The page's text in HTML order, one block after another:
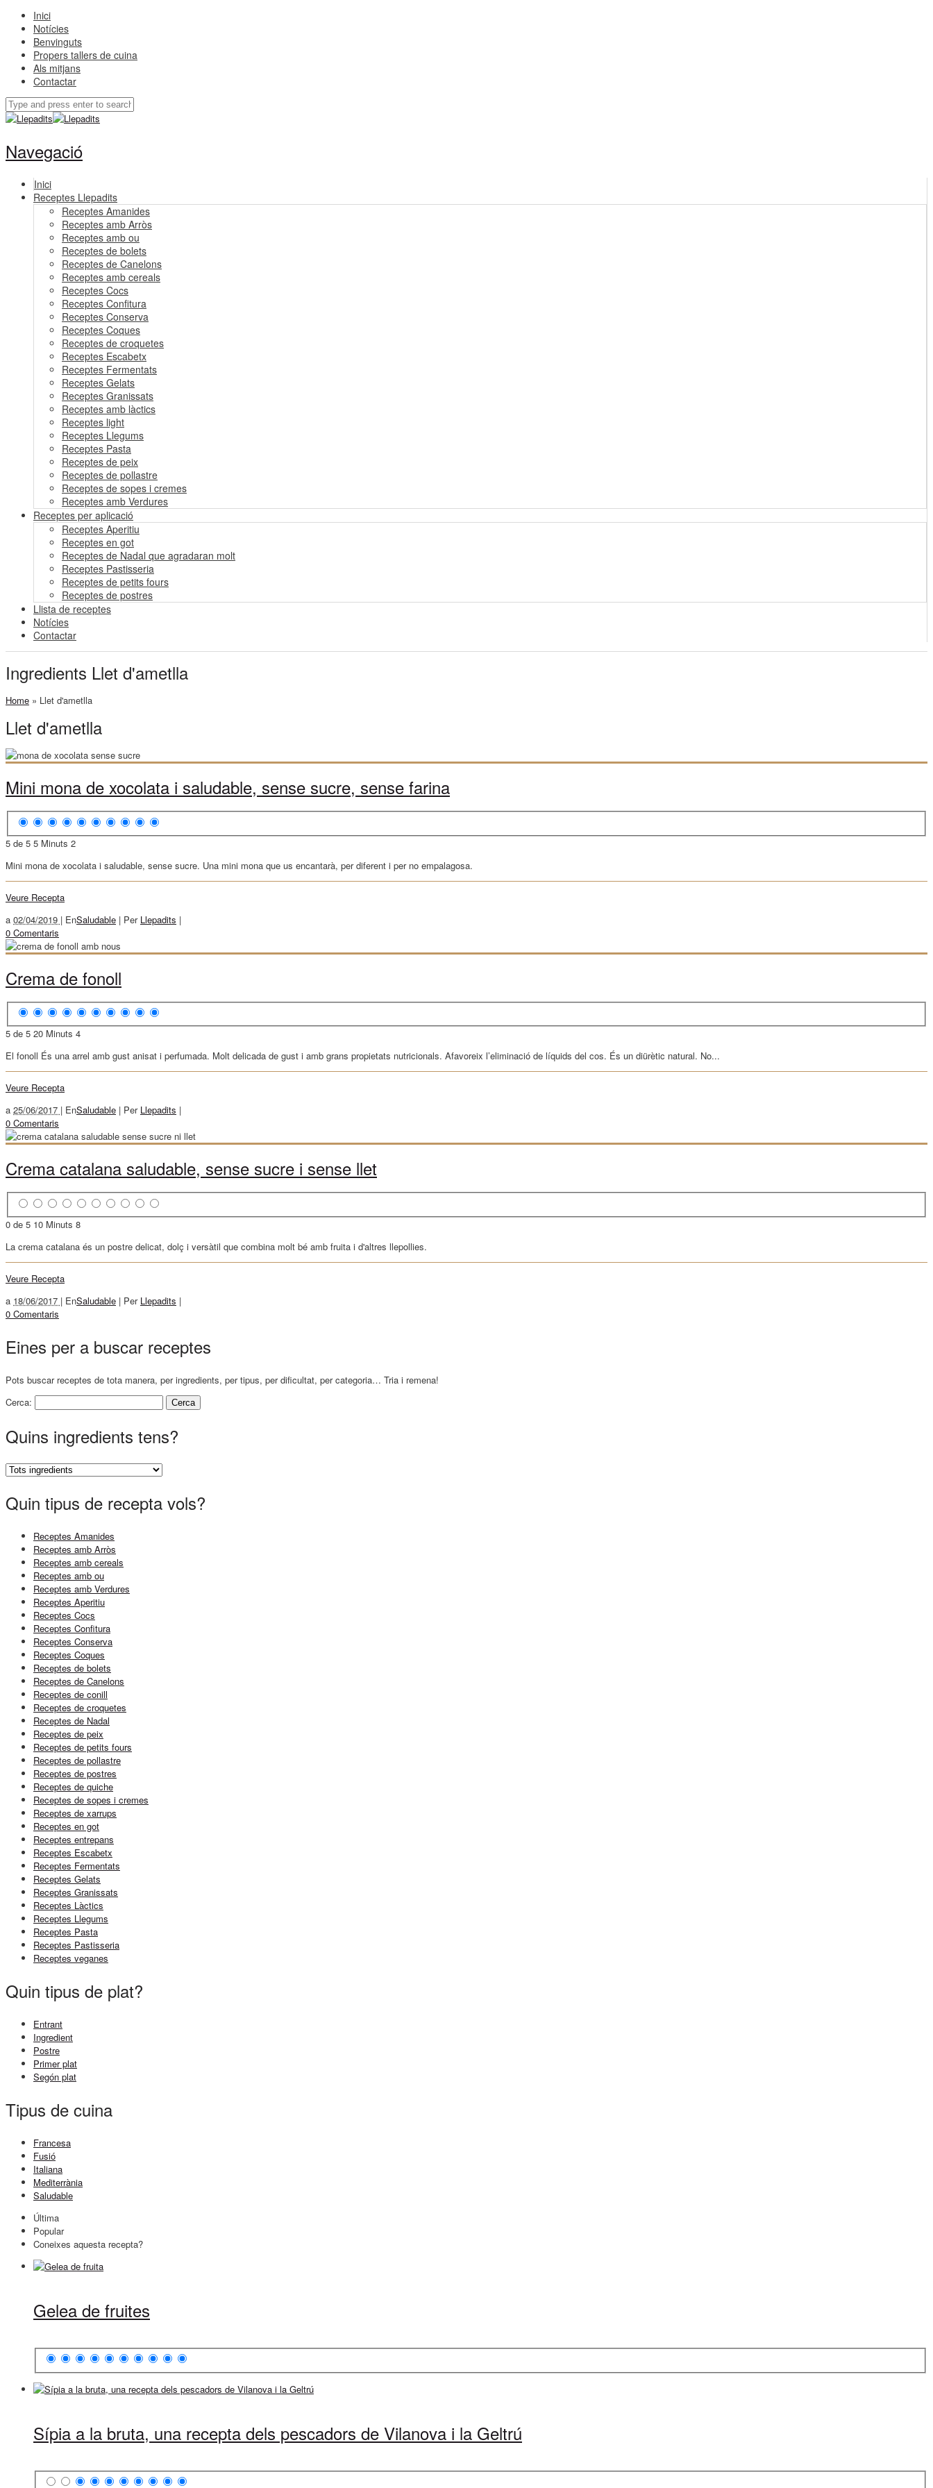
Inici
Notícies
Benvinguts
Propers tallers de cuina
Als mitjans
Contactar
Navegació
Inici
Receptes Llepadits
Receptes Amanides
Receptes amb Arròs
Receptes amb ou
Receptes de bolets
Receptes de Canelons
Receptes amb cereals
Receptes Cocs
Receptes Confitura
Receptes Conserva
Receptes Coques
Receptes de croquetes
Receptes Escabetx
Receptes Fermentats
Receptes Gelats
Receptes Granissats
Receptes amb làctics
Receptes light
Receptes Llegums
Receptes Pasta
Receptes de peix
Receptes de pollastre
Receptes de sopes i cremes
Receptes amb Verdures
Receptes per aplicació
Receptes Aperitiu
Receptes en got
Receptes de Nadal que agradaran molt
Receptes Pastisseria
Receptes de petits fours
Receptes de postres
Llista de receptes
Notícies
Contactar
Ingredients Llet d'ametlla
Home » Llet d'ametlla
Llet d'ametlla
Mini mona de xocolata i saludable, sense sucre, sense farina
5 de 5 5 Minuts 2
Mini mona de xocolata i saludable, sense sucre. Una mini mona que us encantarà, per diferent i per no empalagosa.
Veure Recepta
a 02/04/2019 | EnSaludable | Per Llepadits |
0 Comentaris
Crema de fonoll
5 de 5 20 Minuts 4
El fonoll És una arrel amb gust anisat i perfumada. Molt delicada de gust i amb grans propietats nutricionals. Afavoreix l’eliminació de líquids del cos. És un diürètic natural. No...
Veure Recepta
a 25/06/2017 | EnSaludable | Per Llepadits |
0 Comentaris
Crema catalana saludable, sense sucre i sense llet
0 de 5 10 Minuts 8
La crema catalana és un postre delicat, dolç i versàtil que combina molt bé amb fruita i d'altres llepollies.
Veure Recepta
a 18/06/2017 | EnSaludable | Per Llepadits |
0 Comentaris
Eines per a buscar receptes
Pots buscar receptes de tota manera, per ingredients, per tipus, per dificultat, per categoria… Tria i remena!
Cerca:
Quins ingredients tens?
Quin tipus de recepta vols?
Receptes Amanides
Receptes amb Arròs
Receptes amb cereals
Receptes amb ou
Receptes amb Verdures
Receptes Aperitiu
Receptes Cocs
Receptes Confitura
Receptes Conserva
Receptes Coques
Receptes de bolets
Receptes de Canelons
Receptes de conill
Receptes de croquetes
Receptes de Nadal
Receptes de peix
Receptes de petits fours
Receptes de pollastre
Receptes de postres
Receptes de quiche
Receptes de sopes i cremes
Receptes de xarrups
Receptes en got
Receptes entrepans
Receptes Escabetx
Receptes Fermentats
Receptes Gelats
Receptes Granissats
Receptes Làctics
Receptes Llegums
Receptes Pasta
Receptes Pastisseria
Receptes veganes
Quin tipus de plat?
Entrant
Ingredient
Postre
Primer plat
Segón plat
Tipus de cuina
Francesa
Fusió
Italiana
Mediterrània
Saludable
Última
Popular
Coneixes aquesta recepta?
Gelea de fruites
Sípia a la bruta, una recepta dels pescadors de Vilanova i la Geltrú